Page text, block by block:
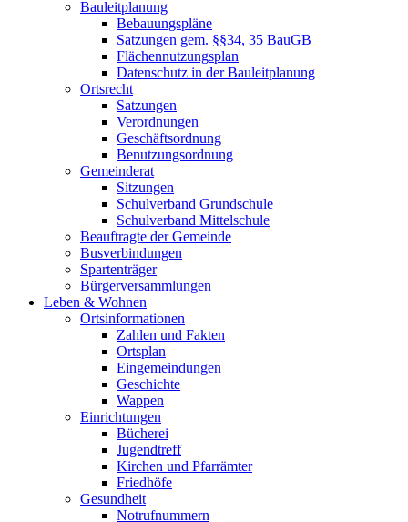
Bauleitplanung
Bebauungspläne
Satzungen gem. §§34, 35 BauGB
Flächennutzungsplan
Datenschutz in der Bauleitplanung
Ortsrecht
Satzungen
Verordnungen
Geschäftsordnung
Benutzungsordnung
Gemeinderat
Sitzungen
Schulverband Grundschule
Schulverband Mittelschule
Beauftragte der Gemeinde
Busverbindungen
Spartenträger
Bürgerversammlungen
Leben & Wohnen
Ortsinformationen
Zahlen und Fakten
Ortsplan
Eingemeindungen
Geschichte
Wappen
Einrichtungen
Bücherei
Jugendtreff
Kirchen und Pfarrämter
Friedhöfe
Gesundheit
Notrufnummern